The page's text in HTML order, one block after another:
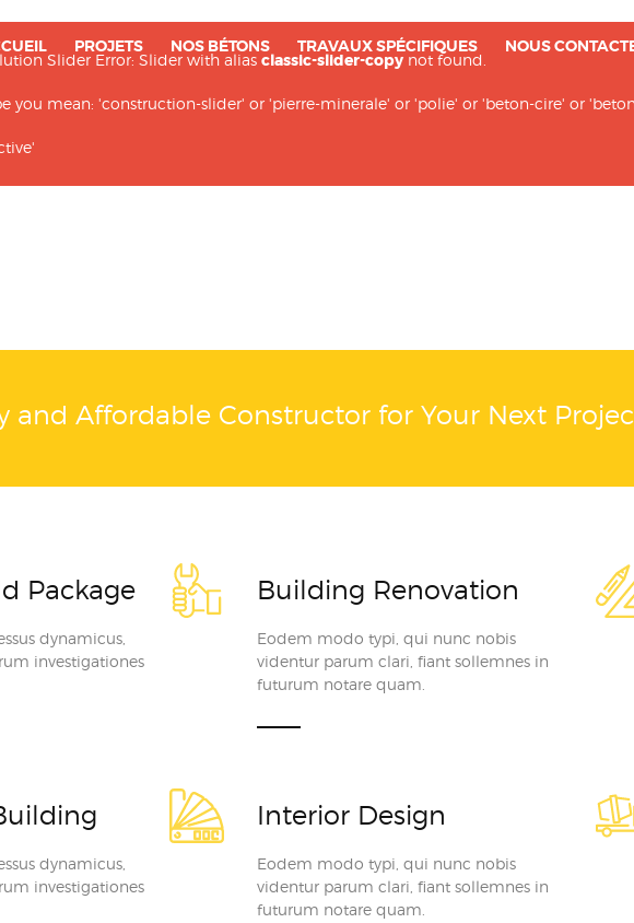
PROJETS NOS BÉTONS TRAVAUX SPÉCIFIQUES NOUS
Slider Error: Slider with alias classic-slider-copy not found.
you mean: 'construction-slider' or 'pierre-minerale' or 'polie' or 'beton-cire' or
and Affordable Constructor for Your Next
Package
dynamicus,
investigationes
Building Renovation
Eodem modo typi, qui nunc nobis
videntur parum clari, fiant sollemnes in
futurum notare quam.
dynamicus,
investigationes
Interior Design
Eodem modo typi, qui nunc nobis
videntur parum clari, fiant sollemnes in
futurum notare quam.